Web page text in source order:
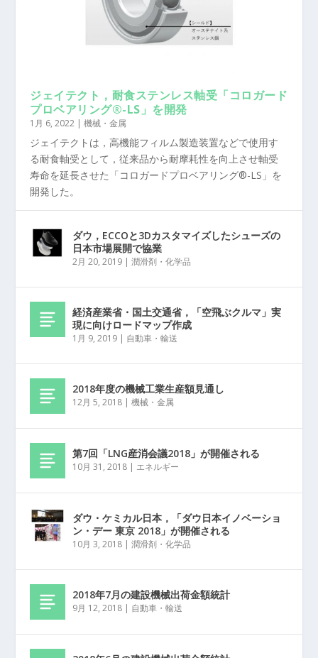
ジェイテクト，耐食ステンレス軸受「コロガード
プロベアリング®-LS」を開発
1月 6, 2022 |機械・金属
ジェイテクトは，高機能フィルム製造装置などで使用す
る耐食軸受として，従来品から耐摩耗性を向上させ軸受
寿命を延長させた「コロガードプロベアリング®-LS」を
開発した。
ダウ，ECCOと3Dカスタマイズしたシューズの
日本市場展開で協業
2月 20, 2019 |潤滑剤・化学品
経済産業省・国土交通省，「空飛ぶクルマ」実
現に向けロードマップ作成
1月 9, 2019 | 自動車・輸送
2018年度の機械工業生産額見通し
12月 5, 2018 |機械・金属
第7回「LNG産消会議2018」が開催される
10月 31, 2018 | エネルギー
ダウ・ケミカル日本，「ダウ日本イノベーショ
ン・デー 東京 2018」が開催される
10月 3, 2018 |潤滑剤・化学品
2018年7月の建設機械出荷金額統計
9月 12, 2018 | 自動車・輸送